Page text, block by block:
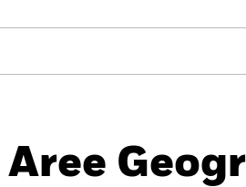
Aree